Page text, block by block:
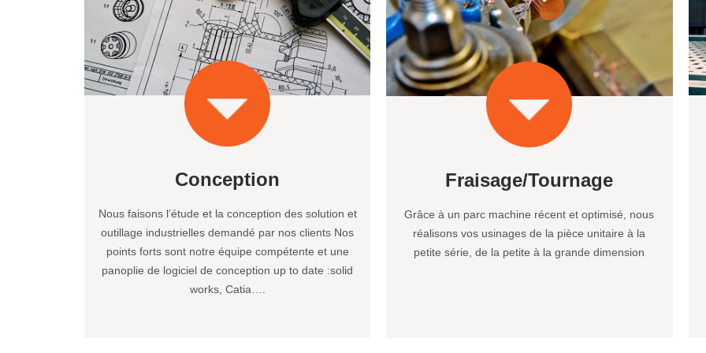
Conception
Nous faisons l’étude et la conception des solution et
outillage industrielles demandé par nos clients Nos
points forts sont notre équipe compétente et une
panoplie de logiciel de conception up to date :solid
works, Catia….
Fraisage/Tournage
Grâce à un parc machine récent et optimisé, nous
réalisons vos usinages de la pièce unitaire à la
petite série, de la petite à la grande dimension